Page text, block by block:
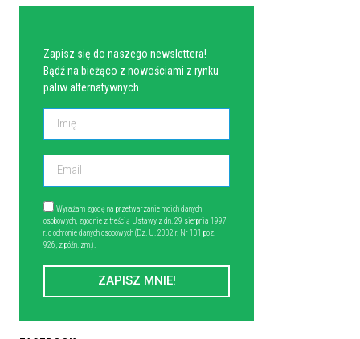
Zapisz się do naszego newslettera!
Bądź na bieżąco z nowościami z rynku
paliw alternatywnych
Wyrażam zgodę na przetwarzanie moich danych
osobowych, zgodnie z treścią Ustawy z dn. 29 sierpnia 1997
r. o ochronie danych osobowych (Dz. U. 2002 r. Nr 101 poz.
926, z późn. zm.).
ZAPISZ MNIE!